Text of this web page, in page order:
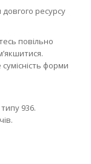
ресурсу
повільно
форми
936.